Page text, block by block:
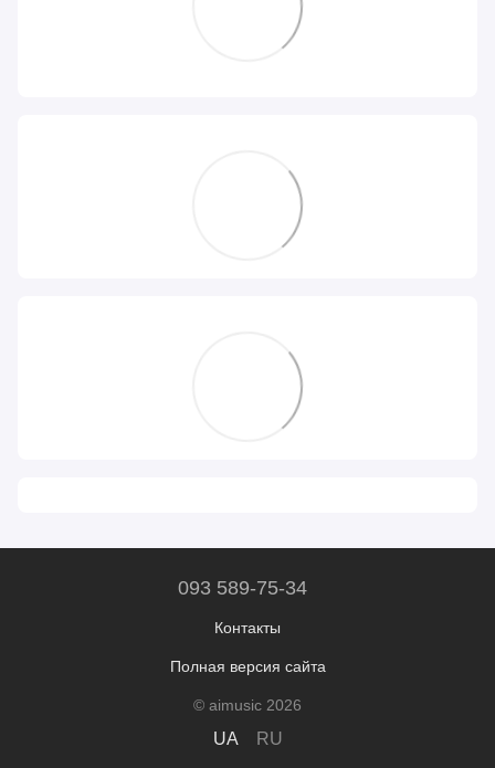
093 589-75-34
Контакты
Полная версия сайта
© aimusic 2026
UA RU